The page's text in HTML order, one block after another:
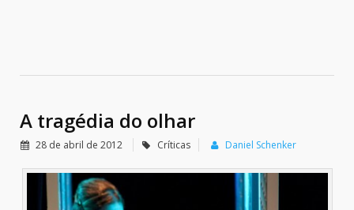
A tragédia do olhar
28 de abril de 2012 Críticas Daniel Schenker